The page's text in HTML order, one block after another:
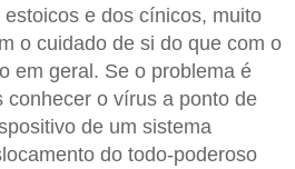
e dos cínicos, muito
o cuidado de si do que com o
em geral. Se o problema é
conhecer o vírus a ponto de
de um sistema
do todo-poderoso